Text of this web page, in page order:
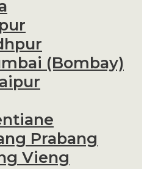
(Bombay)
Prabang
Vieng